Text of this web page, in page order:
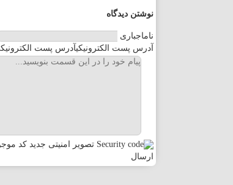
نوشتن دیدگاه
ناماجباری
آدرس پست الکترونیکیآدرس پست
تصویر امنیتی جدید کد
ارسال